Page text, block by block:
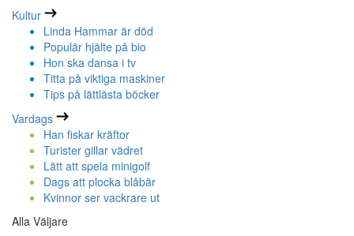
Kultur
Linda Hammar är död
Populär hjälte på bio
Hon ska dansa i tv
Titta på viktiga maskiner
Tips på lättlästa böcker
Vardags
Han fiskar kräftor
Turister gillar vädret
Lätt att spela minigolf
Dags att plocka blåbär
Kvinnor ser vackrare ut
Alla Väljare